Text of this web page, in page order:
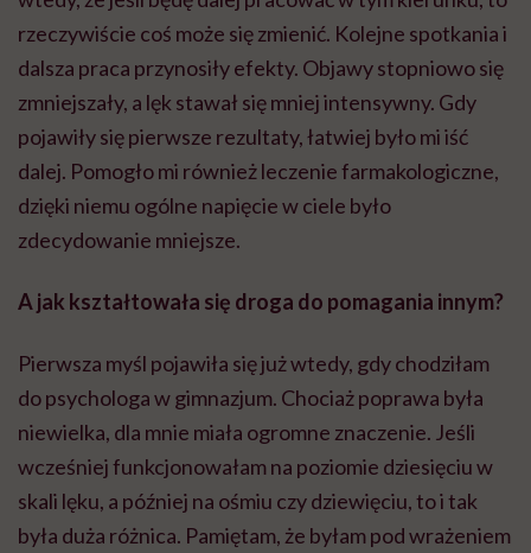
rzeczywiście coś może się zmienić. Kolejne spotkania i
dalsza praca przynosiły efekty. Objawy stopniowo się
zmniejszały, a lęk stawał się mniej intensywny. Gdy
pojawiły się pierwsze rezultaty, łatwiej było mi iść
dalej. Pomogło mi również leczenie farmakologiczne,
dzięki niemu ogólne napięcie w ciele było
zdecydowanie mniejsze.
A jak kształtowała się droga do pomagania innym?
Pierwsza myśl pojawiła się już wtedy, gdy chodziłam
do psychologa w gimnazjum. Chociaż poprawa była
niewielka, dla mnie miała ogromne znaczenie. Jeśli
wcześniej funkcjonowałam na poziomie dziesięciu w
skali lęku, a później na ośmiu czy dziewięciu, to i tak
była duża różnica. Pamiętam, że byłam pod wrażeniem